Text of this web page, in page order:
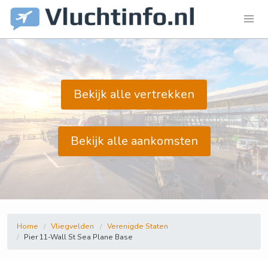
Bekijk alle vertrekken
Bekijk alle aankomsten
Home Vliegvelden
Verenigde Staten
Pier 11-Wall St Sea Plane Base